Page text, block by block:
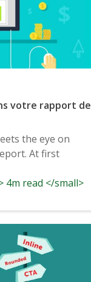
votre rapport de
the eye on
At first
4m read </small>